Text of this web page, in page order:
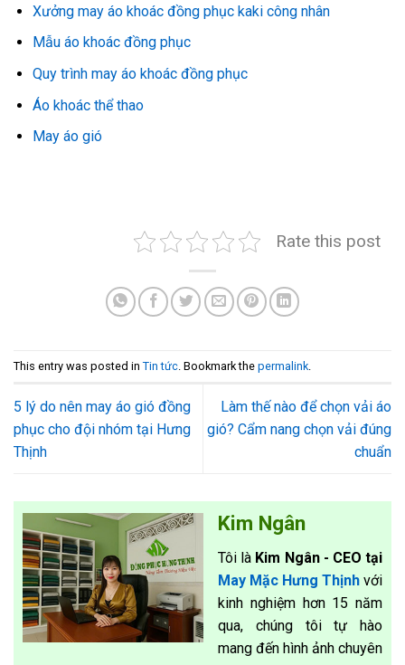
Xưởng may áo khoác đồng phục kaki công nhân
Mẫu áo khoác đồng phục
Quy trình may áo khoác đồng phục
Áo khoác thể thao
May áo gió
Rate this post
This entry was posted in Tin tức . Bookmark the permalink
5 lý do nên may áo gió đồng
phục cho đội nhóm tại Hưng
Thịnh
Làm thế nào để chọn vải áo
gió? Cẩm nang chọn vải đúng
chuẩn
Kim Ngân
Tôi là Kim Ngân - CEO tại
May Mặc Hưng Thịnh với
kinh nghiệm hơn 15 năm
qua, chúng tôi tự hào
mang đến hình ảnh chuyên